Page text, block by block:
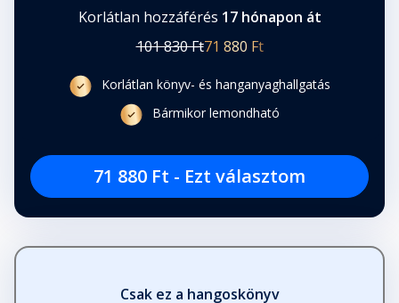
Korlátlan hozzáférés 17 hónapon át
101 830 Ft71 880 Ft
Korlátlan könyv- és hanganyaghallgatás
Bármikor lemondható
71 880 Ft - Ezt választom
Csak ez a hangoskönyv